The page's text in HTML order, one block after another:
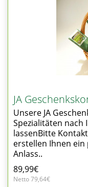
JA
Unsere JA
Spezialitäten nach
lassenBitte
erstellen Ihnen ein
Anlass..
89,99€
Netto 79,64€